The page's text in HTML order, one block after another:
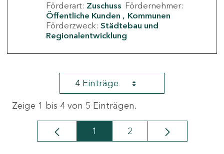
Förderart: Zuschuss Fördernehmer:
Öffentliche Kunden
Kommunen
Förderzweck: Städtebau und
Regionalentwicklung
4 Einträge
Zeige 1 bis 4 von 5 Einträgen.
Seite
1 Seite
2